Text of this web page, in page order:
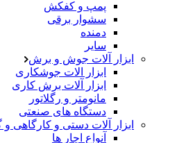
پمپ و کفکش
سشوار برقی
دمنده
سایر
ابزار آلات جوش و برش
ابزار الات جوشکاری
ابزار آلات برش کاری
مانومتر و رگلاتور
دستگاه های صنعتی
ابزار آلات دستی و کارگاهی و
آنواع اچار ها